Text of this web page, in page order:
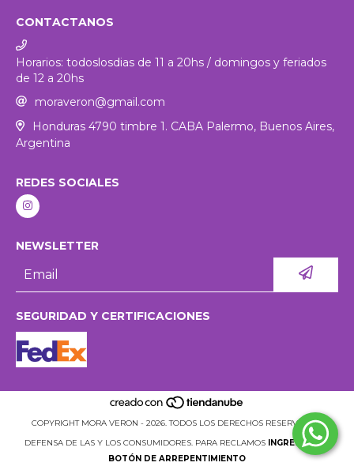
CONTACTANOS
Horarios: todoslosdias de 11 a 20hs / domingos y feriados
de 12 a 20hs
moraveron@gmail.com
Honduras 4790 timbre 1. CABA Palermo, Buenos Aires,
Argentina
REDES SOCIALES
NEWSLETTER
SEGURIDAD Y CERTIFICACIONES
COPYRIGHT MORA VERON - 2026. TODOS LOS DERECHOS RESERVADOS.
DEFENSA DE LAS Y LOS CONSUMIDORES. PARA RECLAMOS
INGRESÁ ACÁ.
BOTÓN DE ARREPENTIMIENTO